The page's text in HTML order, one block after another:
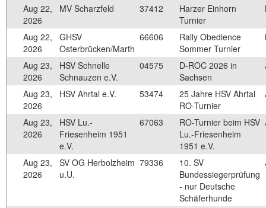
Aug 22,
2026
MV Scharzfeld 37412
Harzer Einhorn
Turnier
Aug 22,
2026
GHSV
Osterbrücken/Marth
66606
Rally Obedience
Sommer Turnier
Aug 23,
2026
HSV Schnelle
Schnauzen e.V.
04575
D-ROC 2026 in
Sachsen
Aug 23,
2026
HSV Ahrtal e.V. 53474
25 Jahre HSV Ahrtal
RO-Turnier
Aug 23,
2026
HSV Lu.-
Friesenheim 1951
e.V.
67063
RO-Turnier beim HSV
Lu.-Friesenheim
1951 e.V.
Aug 23,
2026
SV OG Herbolzheim
u.U.
79336
10. SV
Bundessiegerprüfung
- nur Deutsche
Schäferhunde